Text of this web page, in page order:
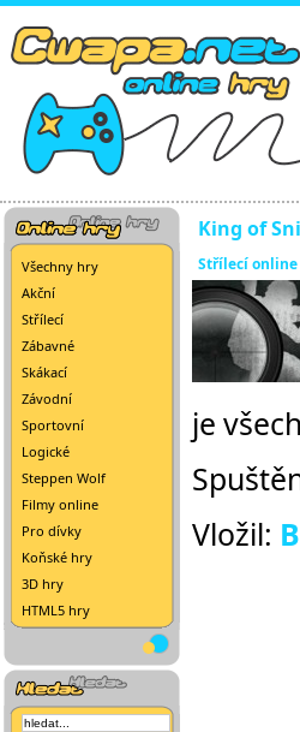
Všechny hry
Akční
Střílecí
Zábavné
Skákací
Závodní
Sportovní
Logické
Steppen Wolf
Filmy online
Pro dívky
Koňské hry
3D hry
HTML5 hry
King of
Střílecí
je
Vložil: